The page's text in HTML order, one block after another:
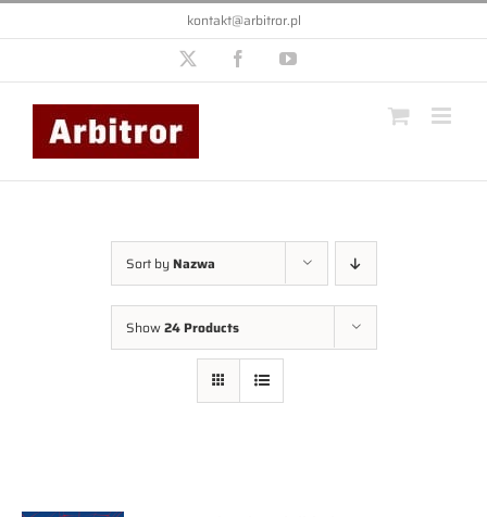
Przejdź
do
kontakt@arbitror.pl
FacebookYouTube
Sort byNazwa
Show24 Products